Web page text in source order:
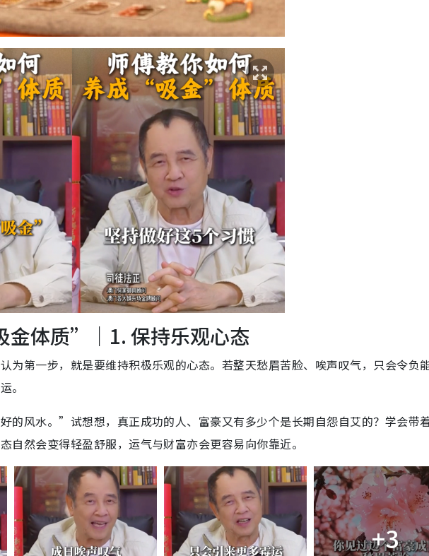
体质”｜1. 保持乐观心态
为第一步，就是要维持积极乐观的心态。若整天愁眉苦脸、唉声叹气，只会令负
。
的风水。”试想想，真正成功的人、富豪又有多少个是长期自怨自艾的？学会带
自然会变得轻盈舒服，运气与财富亦会更容易向你靠近。
+3